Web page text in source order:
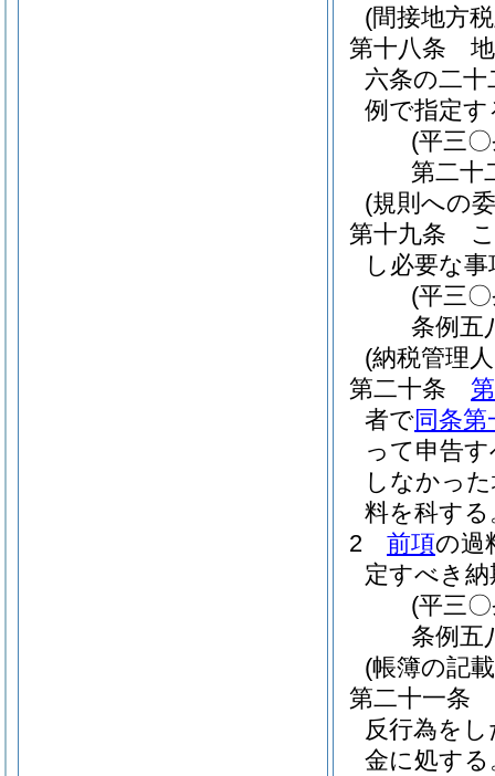
(間接地方
第十八条
六条の二
例で指定
(平三
第二十
(規則への
第十九条
し必要な
(平三
条例五
(納税管理
第二十条
者で同条第
って申告
しなかっ
料を科する
2
前項の過
定すべき
(平三
条例五
(帳簿の記
第二十一条
反行為を
金に処する